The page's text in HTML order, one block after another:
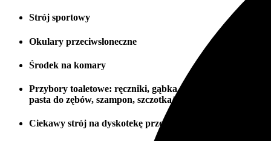
Strój sportowy
Okulary przeciwsłoneczne
Środek na komary
Przybory toaletowe: ręczniki, gąbka, mydło, szczoteczka i
pasta do zębów, szampon, szczotka/grzebień do włosów
Ciekawy strój na dyskotekę przebieraną